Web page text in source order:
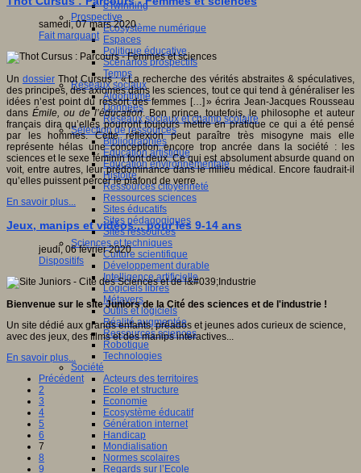
eTwinning
Prospective
Ecosystème numérique
Espaces
Politique éducative
Scénarios prospectifs
Temps
Réseaux sociaux
Algorithme
Données
Réseaux sociaux et champ scolaire
Sélection de ressources
Bibliographies
Education artistique
Education environnementale
Histoire
Ressources citoyenneté
Ressources sciences
Sites éducatifs
Sites pédagogiques
Sites ressources
Sciences et techniques
Culture scientifique
Développement durable
Intelligence artificielle
Logiciels libres
Métavers
Outils et logiciels
Réalité augmentée
Ressources sciences
Robotique
Technologies
Société
Acteurs des territoires
Ecole et structure
Economie
Ecosystème éducatif
Génération internet
Handicap
Mondialisation
Normes scolaires
Regards sur l’Ecole
samedi, 07 mars 2020
Fait marquant
Un dossier Thot Cursus : « La recherche des vérités abstraites & spéculatives,
des principes, des axiomes dans les sciences, tout ce qui tend à généraliser les
idées n’est point du ressort des femmes […] » écrira Jean-Jacques Rousseau
dansÉmile, ou de l’éducation. Bon prince, toutefois, le philosophe et auteur
français dira qu’elles pourront toujours mettre en pratique ce qui a été pensé
par les hommes. Cette réflexion peut paraître très misogyne mais elle
représente hélas une conception encore trop ancrée dans la société : les
sciences et le sexe féminin font deux. Ce qui est absolument absurde quand on
voit, entre autres, leur prédominance dans le milieu médical. Encore faudrait-il
qu’elles puissent percer le plafond de verre.
En savoir plus...
Jeux, manips et vidéos... pour les 9-14 ans
jeudi, 06 février 2020
Dispositifs
Bienvenue sur le site Juniors de la Cité des sciences et de l'industrie !
Un site dédié aux grands enfants, préados et jeunes ados curieux de science,
avec des jeux, des films et des manips interactives...
En savoir plus...
Précédent
2
3
4
5
6
7
8
9